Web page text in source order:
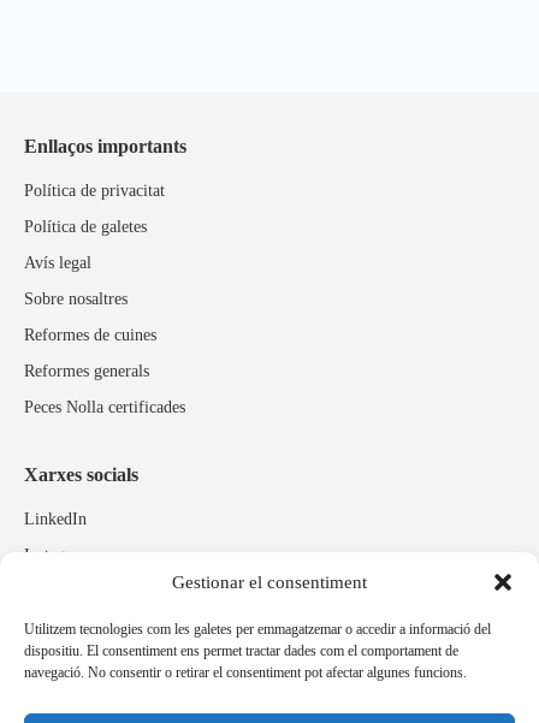
Gestionar el consentiment
Utilitzem tecnologies com les galetes per emmagatzemar o accedir a informació del
dispositiu. El consentiment ens permet tractar dades com el comportament de
navegació. No consentir o retirar el consentiment pot afectar algunes funcions.
Enllaços importants
Política de privacitat
Política de galetes
Avís legal
Sobre nosaltres
Reformes de cuines
Reformes generals
Peces Nolla certificades
Xarxes socials
LinkedIn
Instagram
Marques relacionades